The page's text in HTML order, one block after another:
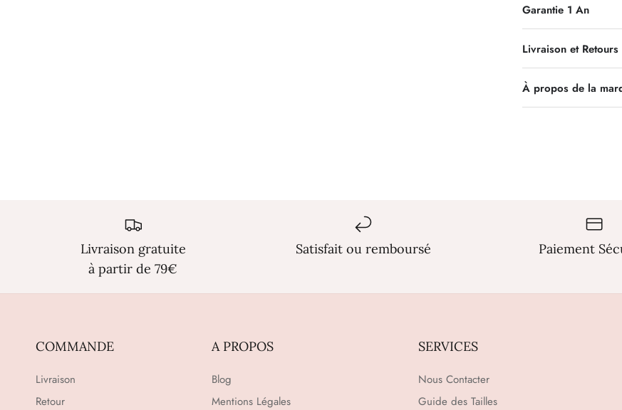
Garantie 1 An
Livraison et Retours
À propos de la
Livraison gratuite
à partir de 79€
Satisfait ou remboursé Paiement
COMMANDE
Livraison
Retour
A PROPOS
Blog
Mentions Légales
SERVICES
Nous Contacter
Guide des Tailles